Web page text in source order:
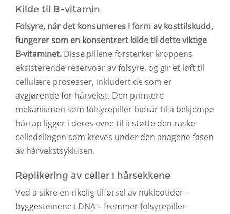
Kilde til B-vitamin
Folsyre, når det konsumeres i form av kosttilskudd,
fungerer som en konsentrert kilde til dette viktige
B-vitaminet. Disse pillene forsterker kroppens
eksisterende reservoar av folsyre, og gir et løft til
cellulære prosesser, inkludert de som er
avgjørende for hårvekst. Den primære
mekanismen som folsyrepiller bidrar til å bekjempe
hårtap ligger i deres evne til å støtte den raske
celledelingen som kreves under den anagene fasen
av hårvekstsyklusen.
Replikering av celler i hårsekkene
Ved å sikre en rikelig tilførsel av nukleotider –
byggesteinene i DNA – fremmer folsyrepiller